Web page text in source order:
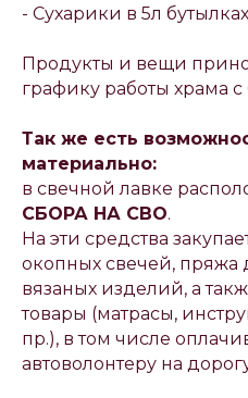
- Сухарики в 5л
Продукты и вещи
графику работы храма
Так же есть
материально:
в свечной лавке
СБОРА НА СВО.
На эти средства
окопных свечей, пряжа
вязаных изделий, а
товары (матрасы,
пр.), в том числе
автоволонтеру на